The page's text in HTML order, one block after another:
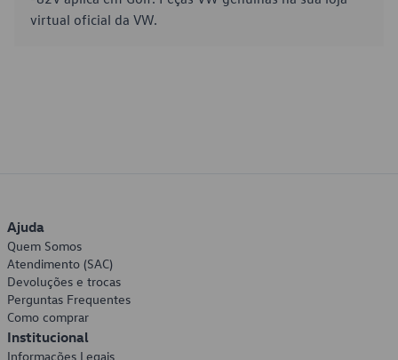
virtual oficial da VW.
Ajuda
Quem Somos
Atendimento (SAC)
Devoluções e trocas
Perguntas Frequentes
Como comprar
Institucional
Informações Legais